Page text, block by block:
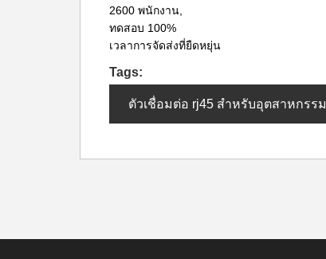
2600 พนักงาน,
ทดสอบ 100%
เวลาการจัดส่งที่ยืดหยุ่น
Tags:
ตัวเชื่อมต่อ rj45 สำหรับอุตสาหกรรม